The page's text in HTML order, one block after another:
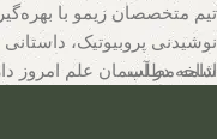
تیم متخصصان زیمو با
نوشیدنی پروبیوتیک،
شاخه در آسمان علم امروز
ادامه مطلب